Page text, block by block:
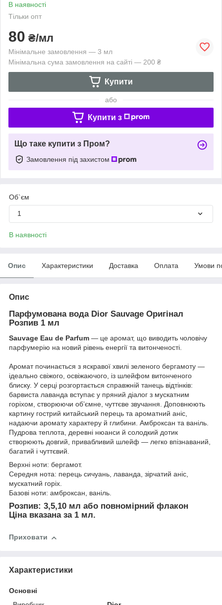
В наявності
Тільки опт
80 ₴/мл
Мінімальне замовлення — 3 мл
Мінімальна сума замовлення на сайті — 200 ₴
Купити
або
Купити з
Що таке купити з Пром?
Замовлення під захистом
Об`єм
1
В наявності
Опис Характеристики Доставка Оплата Умови
Опис
Парфумована вода Dior Sauvage Оригінал
Розпив 1 мл
Sauvage Eau de Parfum — це аромат, що виводить чоловічу
парфумерію на новий рівень енергії та витонченості.
Аромат починається з яскравої хвилі зеленого бергамоту —
ідеально свіжого, освіжаючого, із шлейфом витонченого
блиску. У серці розгортається справжній танець відтінків:
барвиста лаванда вступає у пряний діалог з мускатним
горіхом, створюючи об’ємне, чуттєве звучання. Доповнюють
картину гострий китайський перець та ароматний аніс,
надаючи аромату характеру й глибини. Амброксан та ваніль.
Пудрова теплота, деревні нюанси й солодкий дотик
створюють довгий, привабливий шлейф — легко впізнаваний,
багатий і чуттєвий.
Верхні ноти: бергамот.
Середня нота: перець сичуань, лаванда, зірчатий аніс,
мускатний горіх.
Базові ноти: амброксан, ваніль.
Розпив: 3,5,10 мл або повномірний флакон
Ціна вказана за 1 мл.
Приховати
Характеристики
Основні